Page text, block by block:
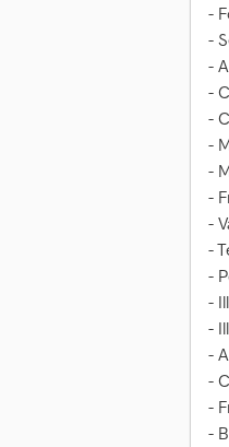
-
-
-
-
-
-
-
-
-
-
-
-
-
-
-
-
-